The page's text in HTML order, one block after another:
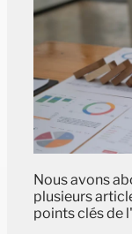
Nous avons
plusieurs
points clés de